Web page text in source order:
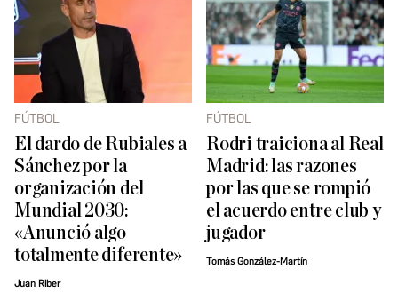
FÚTBOL
El dardo de Rubiales a
Sánchez por la
organización del
Mundial 2030:
«Anunció algo
totalmente diferente»
Juan Riber
FÚTBOL
Rodri traiciona al Real
Madrid: las razones
por las que se rompió
el acuerdo entre club y
jugador
Tomás González-Martín